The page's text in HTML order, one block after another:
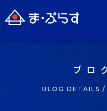
ブロ
BLOG DETAILS /